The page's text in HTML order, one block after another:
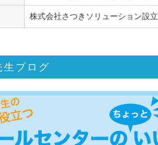
株式会社さつきソリューション設立
生ブログ